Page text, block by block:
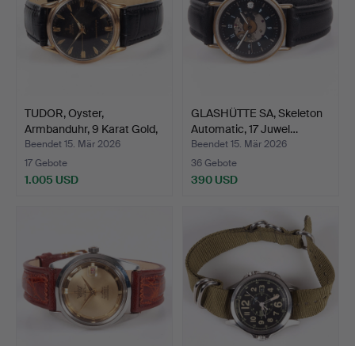
TUDOR, Oyster,
Armbanduhr, 9 Karat Gold,
S…
Beendet 15. Mär 2026
17 Gebote
1.005 USD
GLASHÜTTE SA, Skeleton
Automatic, 17 Juwel…
Beendet 15. Mär 2026
36 Gebote
390 USD